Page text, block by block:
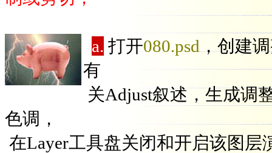
a. 打开080.psd ，创建
有
关Adjust叙述，生成调
色调，
在Layer工具盘关闭和开启该图层